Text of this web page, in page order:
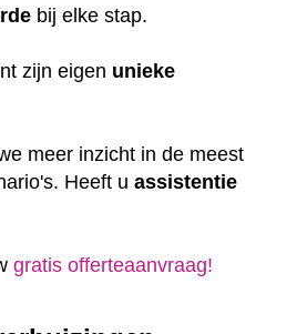
bij elke stap.
zijn eigen unieke
meer inzicht in de meest
Heeft u assistentie
gratis offerteaanvraag!